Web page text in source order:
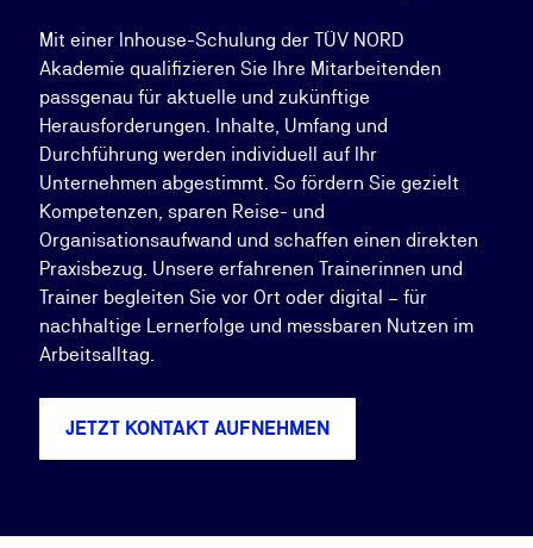
Mit einer Inhouse-Schulung der TÜV NORD
Akademie qualifizieren Sie Ihre Mitarbeitenden
passgenau für aktuelle und zukünftige
Herausforderungen. Inhalte, Umfang und
Durchführung werden individuell auf Ihr
Unternehmen abgestimmt. So fördern Sie gezielt
Kompetenzen, sparen Reise- und
Organisationsaufwand und schaffen einen direkten
Praxisbezug. Unsere erfahrenen Trainerinnen und
Trainer begleiten Sie vor Ort oder digital – für
nachhaltige Lernerfolge und messbaren Nutzen im
Arbeitsalltag.
JETZT KONTAKT AUFNEHMEN